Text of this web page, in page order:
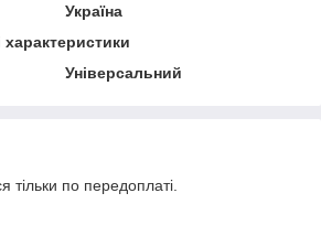
Україна
Універсальний
тільки по передоплаті.